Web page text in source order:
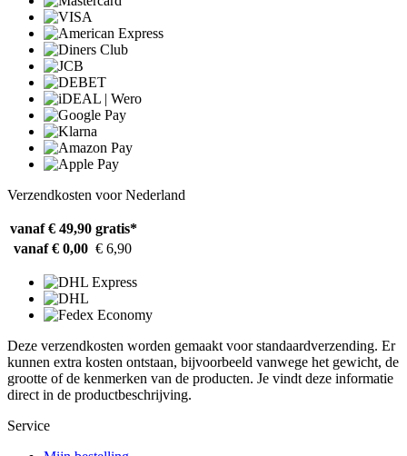
Verzendkosten voor Nederland
vanaf € 49,90 gratis*
vanaf € 0,00 € 6,90
Deze verzendkosten worden gemaakt voor standaardverzending. Er
kunnen extra kosten ontstaan, bijvoorbeeld vanwege het gewicht, de
grootte of de kenmerken van de producten. Je vindt deze informatie
direct in de productbeschrijving.
Service